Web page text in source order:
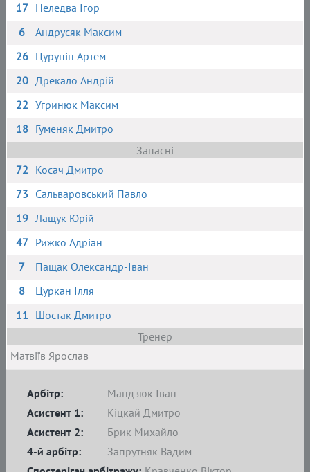
17 Неледва Ігор
6
Андрусяк Максим
26 Цурупін Артем
20 Дрекало Андрій
22 Угринюк Максим
18 Гуменяк Дмитро
Запасні
72 Косач Дмитро
73 Сальваровський Павло
19 Лащук Юрій
47 Рижко Адріан
7
Пащак Олександр-Іван
8
Цуркан Ілля
11 Шостак Дмитро
Тренер
Матвіїв Ярослав
Арбітр:
Мандзюк Іван
Асистент 1:
Кіцкай Дмитро
Асистент 2:
Брик Михайло
4-й арбітр:
Запрутняк Вадим